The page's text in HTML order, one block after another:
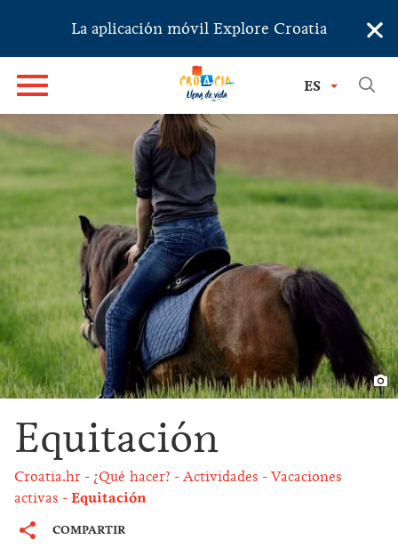
La aplicación móvil Explore Croatia ×
ES
Equitación
Croatia.hr ¿Qué hacer? Actividades
Vacaciones
activas
Equitación
COMPARTIR